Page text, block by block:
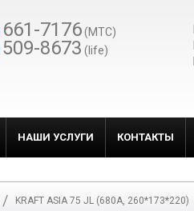
661-7176(МТС)
509-8673 (life)
НАШИ УСЛУГИ КОНТАКТЫ
KRAFT ASIA 75 JL (680A, 260*173*220)